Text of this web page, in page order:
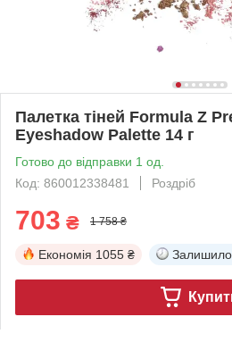
Палетка тіней Formula Z
Eyeshadow Palette 14 г
Готово до відправки 1 од.
Код: 860012338481
Роздріб
703 ₴ 1 758 ₴
Економія 1055 ₴